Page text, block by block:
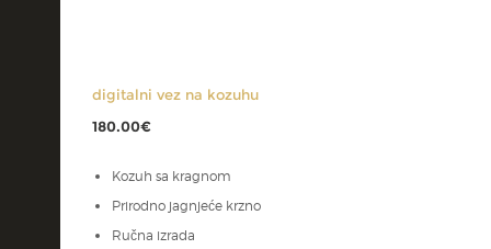
digitalni vez na kozuhu
180.00€
Kozuh sa kragnom
Prirodno jagnjeće krzno
Ručna izrada